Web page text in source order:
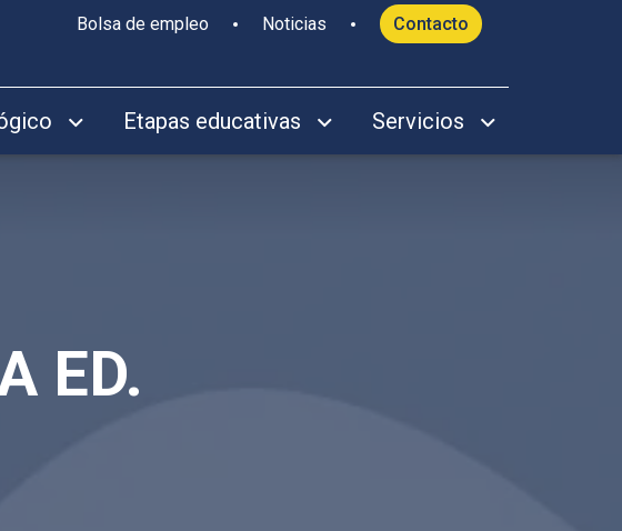
Bolsa de empleo Noticias Contacto
Etapas educativas Servicios
ED.